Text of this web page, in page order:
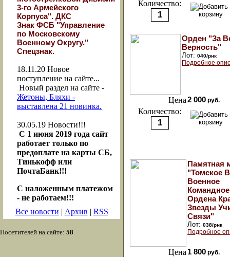
3-го Армейского
Корпуса". ДКС
Знак ФСБ "Управление
по Московскому
Военному Округу."
Спецзнак.
18.11.20 Новое
поступление на сайте...
Новый раздел на сайте -
Жетоны, Бляхи -
выставлена 21 новинка.
30.05.19 Новости!!!
С 1 июня 2019 года сайт
работает только по
предоплате на карты СБ,
Тинькофф или
ПочтаБанк!!!
С наложенным платежом
- не работаем!!!
Все новости | Архив | RSS
Посетителей на сайте: 58
Количество:
Орден "За
Верность"
Лот: 040/рнк
Подробное
Цена2 000 руб.
Количество:
Памятная
"Томское
Военное
Командное
Ордена
Звезды
Связи"
Лот: 038/рнк
Подробное
Цена 1 800 руб.